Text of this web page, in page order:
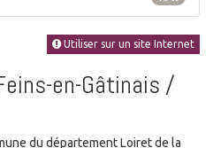
Utiliser sur un site Internet
en-Gâtinais /
du département Loiret de la